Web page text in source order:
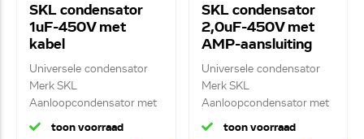
SKL condensator
1uF-450V met
kabel
Universele condensator
Merk SKL
Aanloopcondensator met
kab...
toon voorraad
SKL condensator
2,0uF-450V met
AMP-aansluiting
Universele condensator
Merk SKL
Aanloopcondensator met
ste...
toon voorraad